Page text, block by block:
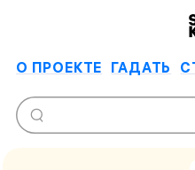
О ПРОЕКТЕ ГАДАТЬ